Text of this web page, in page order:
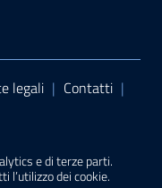
e di terze parti.
l’utilizzo dei cookie.
legali | Contatti |
da